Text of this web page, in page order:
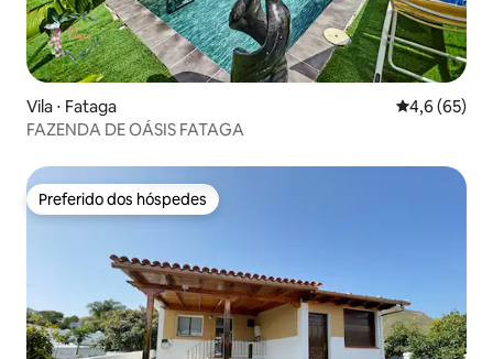
Vila ⋅ Fataga 4,6 de uma
4,6 (65)
FAZENDA DE OÁSIS FATAGA
Preferido dos hóspedes
Preferido dos hóspedes